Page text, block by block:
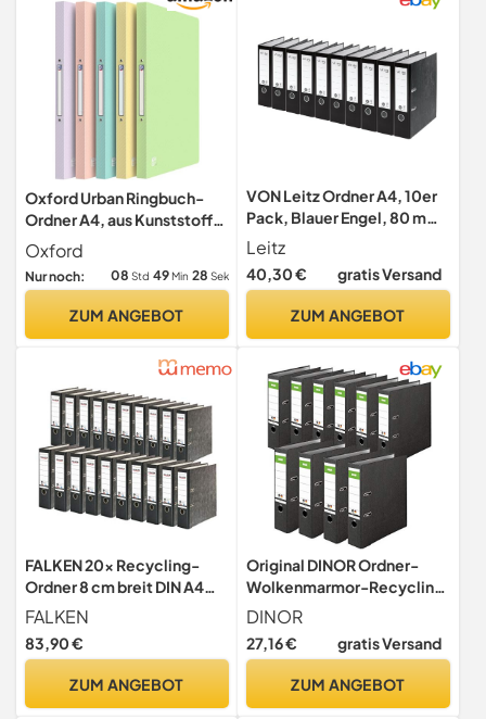
Oxford Urban Ringbuch-
Ordner A4, aus Kunststoff,
2cm Rückenbreite, 2 Ringe,
blickdicht sortiert pastell,
10 Stück
Oxford
Nur noch: 08 Std 49 Min 27 Sek
ZUM ANGEBOT
VON Leitz Ordner A4, 10er
Pack, Blauer Engel, 80 mm
Rückenbreite
Leitz
40,30 € gratis Versand
ZUM ANGEBOT
FALKEN 20x Recycling-
Ordner 8 cm breit DIN A4
schwarzer Rücken
FALKEN
83,90 €
ZUM ANGEBOT
Original DINOR Ordner-
Wolkenmarmor-Recycling
- Made in Germany. 10er
Pack 8 cm breit DIN A4
schwarz Aktenordner
Pappordner Schlitzordner
DINOR
27,16 € gratis Versand
ZUM ANGEBOT